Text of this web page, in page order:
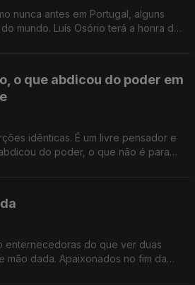
nunca antes em Portugal, alguns
mundo. Luís Osório terá a honra de
o que abdicou do poder em
idênticas. É um livre pensador e
do poder, o que não é para
enternecedoras do que ver duas
mão dada. Apaixonados no fim da